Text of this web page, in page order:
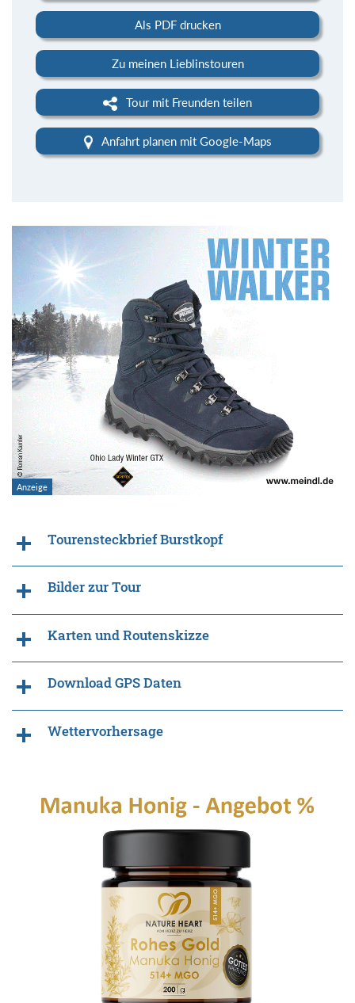
Als PDF drucken
Zu meinen Lieblinstouren
Tour mit Freunden teilen
Anfahrt planen mit Google-Maps
Tourensteckbrief Burstkopf
Bilder zur Tour
Karten und Routenskizze
Download GPS Daten
Wettervorhersage